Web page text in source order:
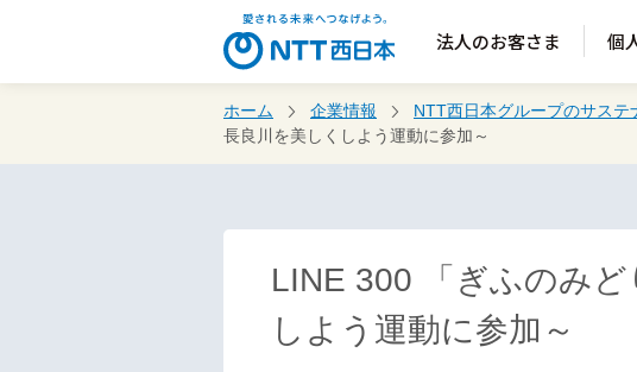
法人のお客さま 個
ホーム 企業情報 NTT西日本グループのサステ
長良川を美しくしよう運動に参加～
LINE 300 「ぎふのみ
しよう運動に参加～